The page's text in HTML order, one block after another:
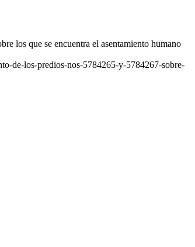
los que se encuentra el asentamiento humano
de-los-predios-nos-5784265-y-5784267-sobre-